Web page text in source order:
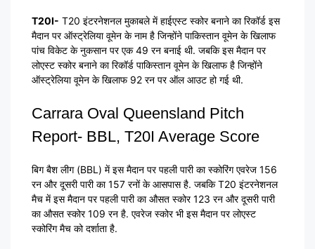
T20I- T20 इंटरनेशनल मुकाबले में हाईएस्ट स्कोर बनाने का रिकॉर्ड इस
मैदान पर ऑस्ट्रेलिया वूमेन के नाम है जिन्होंने पाकिस्तान वूमेन के खिलाफ
पांच विकेट के नुकसान पर एक 49 रन बनाई थी. जबकि इस मैदान पर
लोएस्ट स्कोर बनाने का रिकॉर्ड पाकिस्तान वूमेन के खिलाफ है जिन्होंने
ऑस्ट्रेलिया वूमेन के खिलाफ 92 रन पर ऑल आउट हो गई थी.
Carrara Oval Queensland Pitch
Report- BBL, T20I Average Score
बिग बैश लीग (BBL) में इस मैदान पर पहली पारी का स्कोरिंग एवरेज 156
रन और दूसरी पारी का 157 रनों के आसपास है. जबकि T20 इंटरनेशनल
मैच में इस मैदान पर पहली पारी का औसत स्कोर 123 रन और दूसरी पारी
का औसत स्कोर 109 रन है. एवरेज स्कोर भी इस मैदान पर लोएस्ट
स्कोरिंग मैच को दर्शाता है.